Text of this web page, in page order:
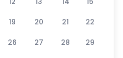
19 20 21 22
26 27 28 29